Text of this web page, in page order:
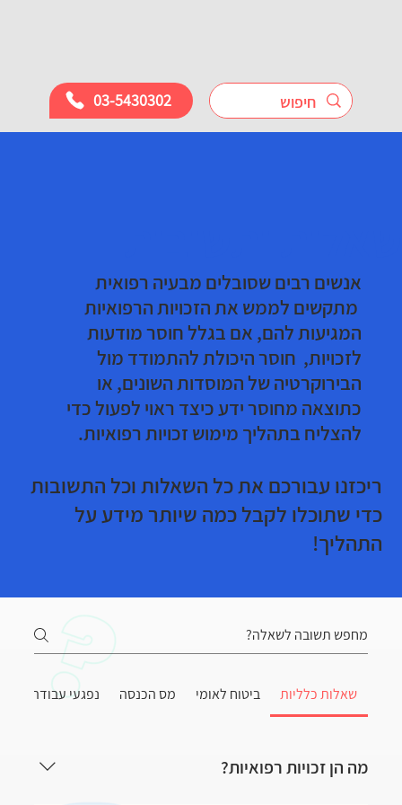
03-5430302
שאלות כלליות ביטוח לאומי מס הכנסה נפגעי עבודה
מה הן זכויות רפואיות?
אנשים רבים שסובלים מבעיה רפואית
מתקשים לממש את הזכויות הרפואיות
המגיעות להם, אם בגלל חוסר מודעות
לזכויות, חוסר היכולת להתמודד מול
הבירוקרטיה של המוסדות השונים, או
כתוצאה מחוסר ידע כיצד ראוי לפעול כדי
להצליח בתהליך מימוש זכויות רפואיות.
ריכזנו עבורכם את כל השאלות וכל התשובות
כדי שתוכלו לקבל כמה שיותר מידע על
התהליך!